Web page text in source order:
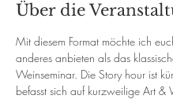
Über die
Mit diesem Format möchte ich
anderes anbieten als das
Weinseminar. Die Story hour ist
befasst sich auf kurzweilige Art &